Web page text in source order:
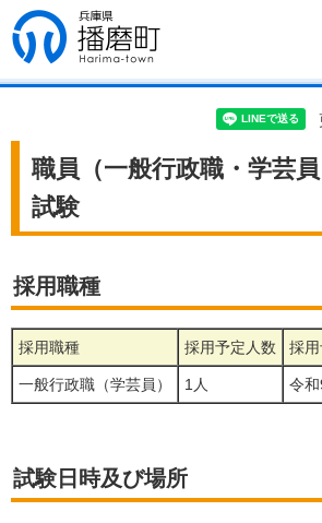
兵庫県 播磨
町
職員（一般行政職・学芸
試験
採用職種
採用職種 採用予定人数 採
一般行政職（学芸員） 1人 令
試験日時及び場所